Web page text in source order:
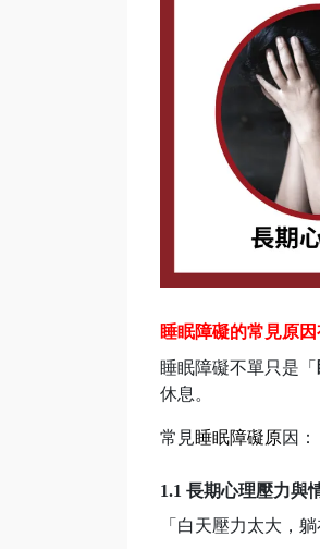
睡眠障礙的常見原因
睡眠障礙不單只是「
休息。
常見睡眠障礙原因：
1.1 長期心理壓力與
「白天壓力太大，